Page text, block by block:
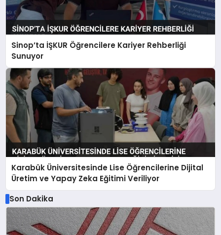
Sinop’ta İŞKUR Öğrencilere Kariyer Rehberliği
Sunuyor
Karabük Üniversitesinde Lise Öğrencilerine Dijital
Üretim ve Yapay Zeka Eğitimi Veriliyor
Son Dakika